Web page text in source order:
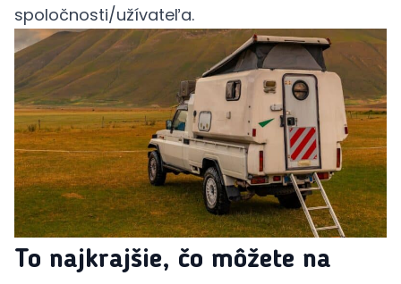
spoločnosti/užívateľa.
To najkrajšie, čo môžete na